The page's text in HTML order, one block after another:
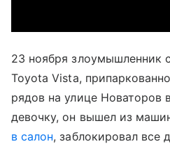
23 ноября злоумышленник
Toyota Vista,
рядов на улице Новаторов
девочку, он вышел из
в салон, заблокировал все